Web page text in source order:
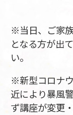
※当日、ご家
となる方が出
い。
※新型コロナ
近により暴風
ず講座が変更